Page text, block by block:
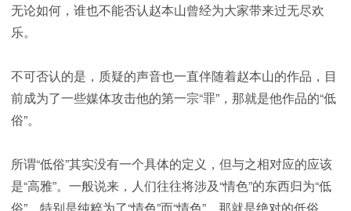
无论如何，谁也不能否认赵本山曾经为大家带来过无尽欢
乐。
不可否认的是，质疑的声音也一直伴随着赵本山的作品，目
前成为了一些媒体攻击他的第一宗“罪”，那就是他作品的“低
俗”。
所谓“低俗”其实没有一个具体的定义，但与之相对应的应该
是“高雅”。一般说来，人们往往将涉及“情色”的东西归为“低